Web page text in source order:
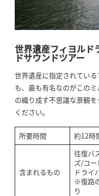
世界遺産フィヨルド
ドサウンドツアー
世界遺産に指定されてい
も、最も有名なのがこの
の織り成す不思議な景観
ください。
所要時間 約12時
含まれるもの
往復バ
ズ/コ
ドライ
※復路
り